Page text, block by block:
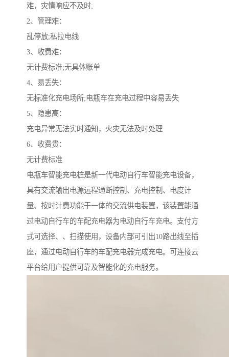
难，灾情响应不及时;
2、管理难：
乱停放;私拉电线
3、收费难：
无计费标准;无具体账单
4、易丢失：
无标准化充电场所;电瓶车在充电过程中容易丢失
5、隐患高：
充电异常无法实时通知，火灾无法及时处理
6、收费贵：
无计费标准
电瓶车智能充电桩是新一代电动自行车智能充电设备，
具有交流输出电源远程通断控制、充电控制、电度计
量、按时计费功能于一体的交流供电装置，该装置能通
过电动自行车的车配充电器为电动自行车充电。支付方
式可选择、、扫描使用，设备内部可引出10路出线至插
座，通过电动自行车的车配充电器完成充电。可连接云
平台给用户提供可靠及智能化的充电服务。